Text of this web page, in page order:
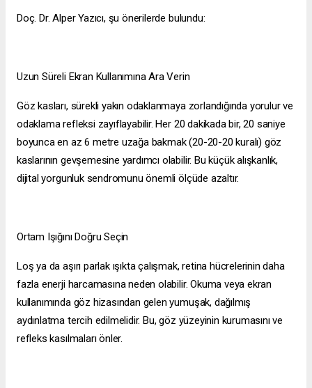
Doç. Dr. Alper Yazıcı, şu önerilerde bulundu:
Uzun Süreli Ekran Kullanımına Ara Verin
Göz kasları, sürekli yakın odaklanmaya zorlandığında yorulur ve
odaklama refleksi zayıflayabilir. Her 20 dakikada bir, 20 saniye
boyunca en az 6 metre uzağa bakmak (20-20-20 kuralı) göz
kaslarının gevşemesine yardımcı olabilir. Bu küçük alışkanlık,
dijital yorgunluk sendromunu önemli ölçüde azaltır.
Ortam Işığını Doğru Seçin
Loş ya da aşırı parlak ışıkta çalışmak, retina hücrelerinin daha
fazla enerji harcamasına neden olabilir. Okuma veya ekran
kullanımında göz hizasından gelen yumuşak, dağılmış
aydınlatma tercih edilmelidir. Bu, göz yüzeyinin kurumasını ve
refleks kasılmaları önler.